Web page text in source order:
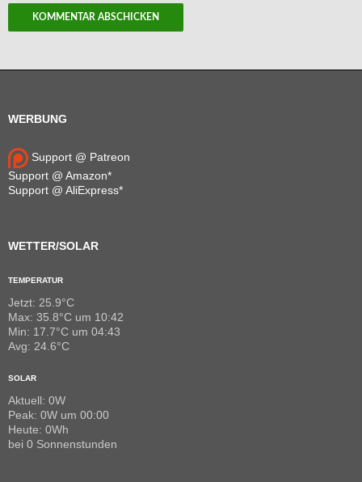
WERBUNG
Support @ Patreon
Support @ Amazon*
Support @ AliExpress*
WETTER/SOLAR
TEMPERATUR
Jetzt: 25.9°C
Max: 35.8°C um 10:42
Min: 17.7°C um 04:43
Avg: 24.6°C
SOLAR
Aktuell: 0W
Peak: 0W um 00:00
Heute: 0Wh
bei 0 Sonnenstunden